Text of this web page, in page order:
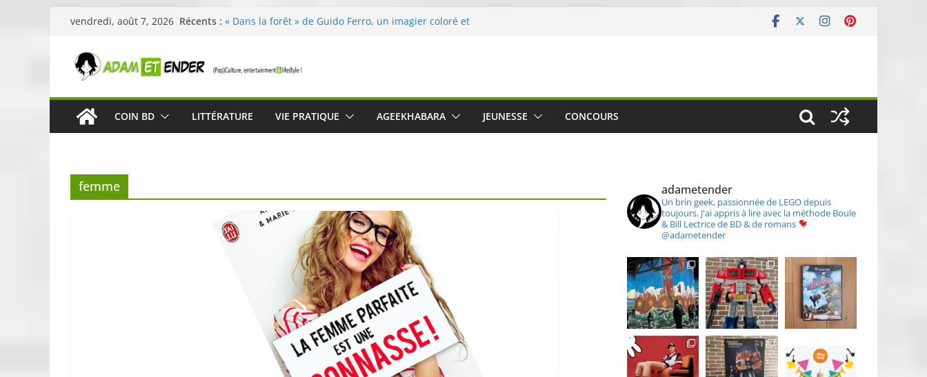
Passer
contenu
vendredi, août 7, 2026 Récents : « Dans la forêt » de Guido Ferro, un imagier coloré et
Célestin en concert : une expérience intime et engagée à
« In The Beginning was The Water », le film concert
néoclassique de Nico Cartosio sur Prime Video le 6 octobre
Skullcandy dévoile le Crusher 540 Active : un casque audio
COIN BD LITTÉRATURE VIE PRATIQUE AGEEKHABARA JEUNESSE CONCOURS
femme adametender
Un brin geek, passionnée de LEGO depuis
toujours. J'ai appris à lire avec la méthode Boule
& Bill Lectrice de BD & de romans
@adametender